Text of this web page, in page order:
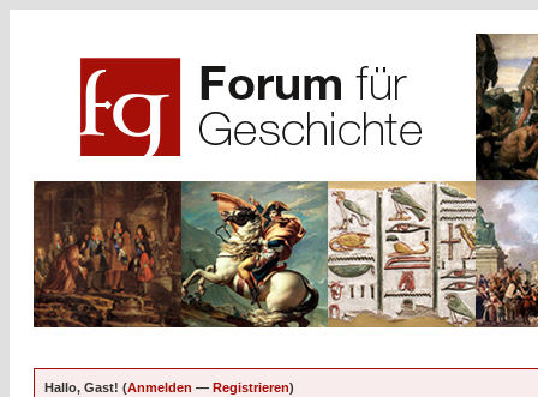
Hallo, Gast! (Anmelden — Registrieren)